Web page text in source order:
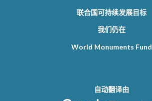
联合国可持续发展目标
我们仍在
World Monuments Fund
自动翻译由